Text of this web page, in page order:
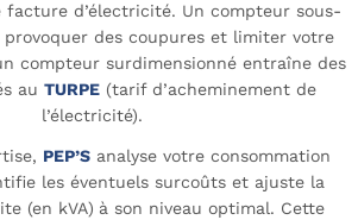
facture d’électricité. Un compteur sous-
des coupures et limiter votre
compteur surdimensionné entraîne des
au TURPE (tarif d’acheminement de
l’électricité).
PEP’S analyse votre consommation
les éventuels surcoûts et ajuste la
(en kVA) à son niveau optimal. Cette